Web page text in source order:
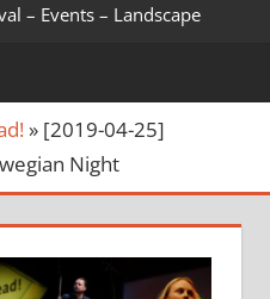
KNIPSEREY
– Events – Landscape
» [2019-04-25]
Night